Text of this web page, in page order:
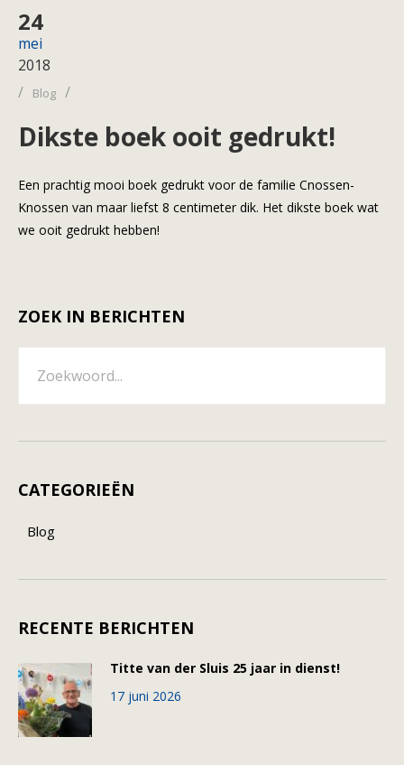
24
mei
2018
/
Blog /
Dikste boek ooit gedrukt!
Een prachtig mooi boek gedrukt voor de familie Cnossen-
Knossen van maar liefst 8 centimeter dik. Het dikste boek wat
we ooit gedrukt hebben!
ZOEK IN BERICHTEN
CATEGORIEËN
Blog
RECENTE BERICHTEN
Titte van der Sluis 25 jaar in dienst!
17 juni 2026